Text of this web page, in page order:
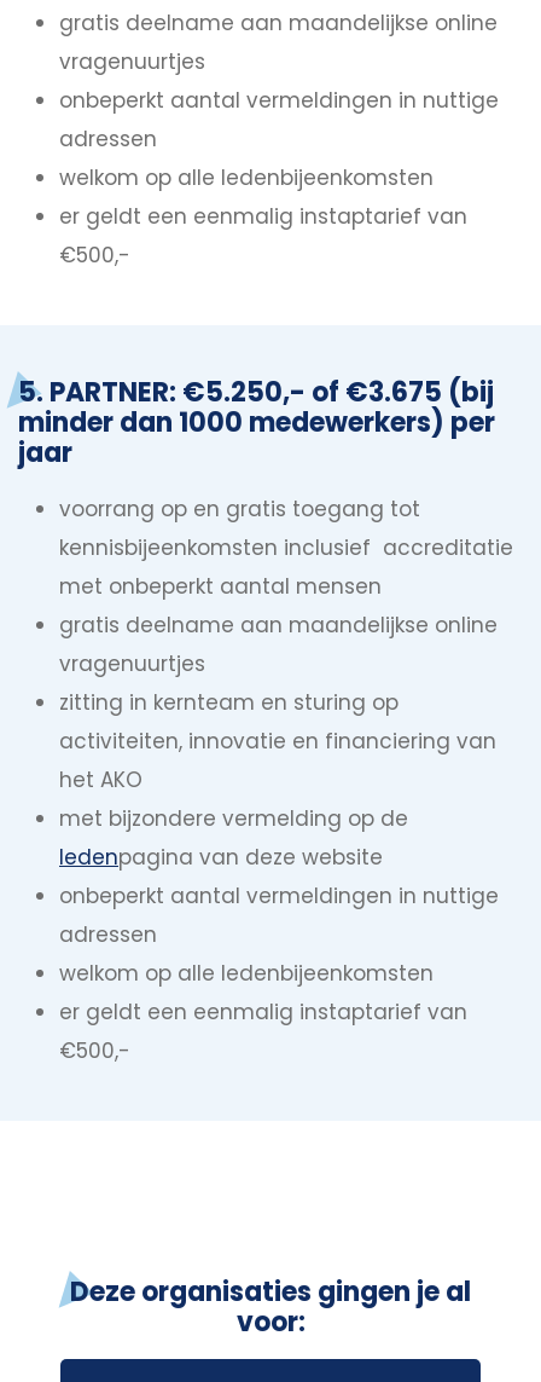
gratis deelname aan maandelijkse online
vragenuurtjes
onbeperkt aantal vermeldingen in nuttige
adressen
welkom op alle ledenbijeenkomsten
er geldt een eenmalig instaptarief van
€500,-
5. PARTNER: €5.250,- of €3.675 (bij
minder dan 1000 medewerkers) per
jaar
voorrang op en gratis toegang tot
kennisbijeenkomsten inclusief accreditatie
met onbeperkt aantal mensen
gratis deelname aan maandelijkse online
vragenuurtjes
zitting in kernteam en sturing op
activiteiten, innovatie en financiering van
het AKO
met bijzondere vermelding op de
ledenpagina van deze website
onbeperkt aantal vermeldingen in nuttige
adressen
welkom op alle ledenbijeenkomsten
er geldt een eenmalig instaptarief van
€500,-
Deze organisaties gingen je al
voor: